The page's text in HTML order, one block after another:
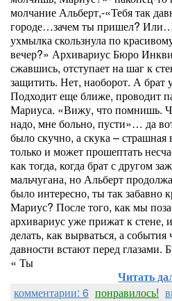
молчание Альберт,-«Тебя так
городе…зачем ты пришел?
ухмылка скользнула по
вечер?» Архивариус Бюро
сжавшись, отступает на шаг к
защитить. Нет, наоборот. А брат
Подходит еще ближе, проводит
Мариуса. «Вижу, что помнишь.
надо, мне больно, пусти»… да
было скучно, а скука –
только и может прошептать
как тогда, когда брат с другом
мальчугана, но Альберт
было интересно, ты так
Мариус? После того, как мы
архивариус уже прижат к стене,
делать, как вырваться, а
давности встают перед глазами.
« Ты
Читать
комментарии: 6 понравилось!